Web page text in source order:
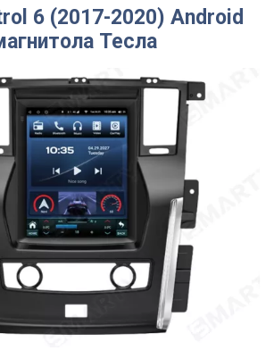
6 (2017-2020) Android
Тесла